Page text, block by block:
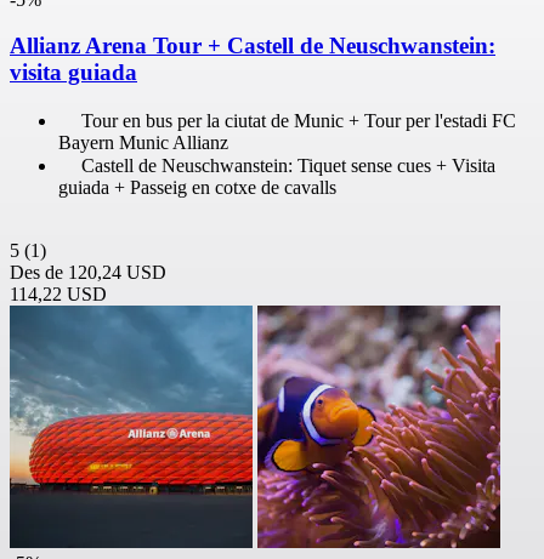
Allianz Arena Tour + Castell de Neuschwanstein:
visita guiada
Tour en bus per la ciutat de Munic + Tour per l'estadi FC
Bayern Munic Allianz
Castell de Neuschwanstein: Tiquet sense cues + Visita
guiada + Passeig en cotxe de cavalls
5 (1)
Des de 120,24 USD
114,22 USD